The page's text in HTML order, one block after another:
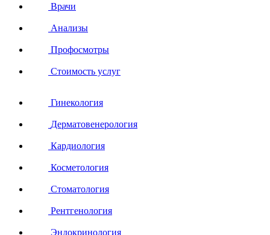
Врачи
Анализы
Профосмотры
Стоимость услуг
Гинекология
Дерматовенерология
Кардиология
Косметология
Стоматология
Рентгенология
Эндокринология